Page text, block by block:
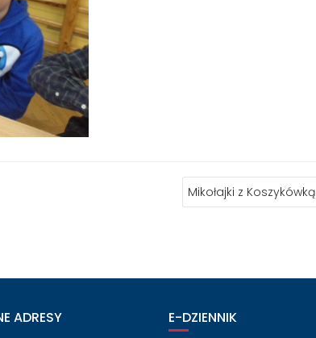
Mikołajki z Koszykówką
ADRESY E-DZIENNIK